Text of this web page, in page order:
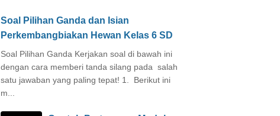
Soal Pilihan Ganda dan Isian
Perkembangbiakan Hewan Kelas 6 SD
Soal Pilihan Ganda Kerjakan soal di bawah ini
dengan cara memberi tanda silang pada salah
satu jawaban yang paling tepat! 1. Berikut ini
m...